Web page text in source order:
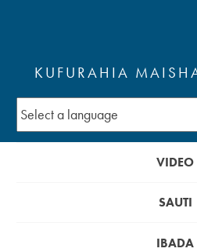
KUFURAHIA
VIDEO
SAUTI
IBADA